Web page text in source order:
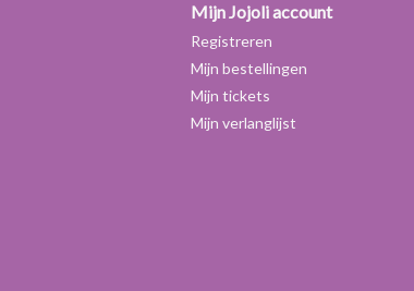
Mijn Jojoli account
Registreren
Mijn bestellingen
Mijn tickets
Mijn verlanglijst